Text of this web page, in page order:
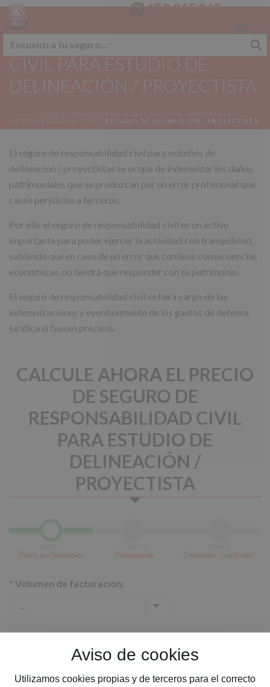
Aviso de cookies
Utilizamos cookies propias y de terceros para el correcto
658 365 365
SEGURO RESPONSABILIDAD
CIVIL PARA ESTUDIO DE
DELINEACIÓN / PROYECTISTA
/
/
/ ESTUDIO DE DELINEACIÓN / PROYECTISTA
El seguro de responsabilidad civil para estudios de
delineación / proyectistas se ocupa de indemnizar los daños
patrimoniales que se produzcan por un error profesional que
cause perjuicios a terceros.
Por ello el seguro de responsabilidad civil es un activo
importante para poder ejercer la actividad con tranquilidad,
sabiendo que en caso de un error que conlleve consecuencias
económicas, no tendrá que responder con su patrimonio.
El seguro de responsabilidad civil se hará cargo de las
indemnizaciones y eventualmente de los gastos de defensa
jurídica si fuesen precisos.
CALCULE AHORA EL PRECIO
DE SEGURO DE
RESPONSABILIDAD CIVIL
PARA ESTUDIO DE
DELINEACIÓN /
PROYECTISTA
Datos profesionales Presupuesto Contactar / contratar
* Volumen de facturación: